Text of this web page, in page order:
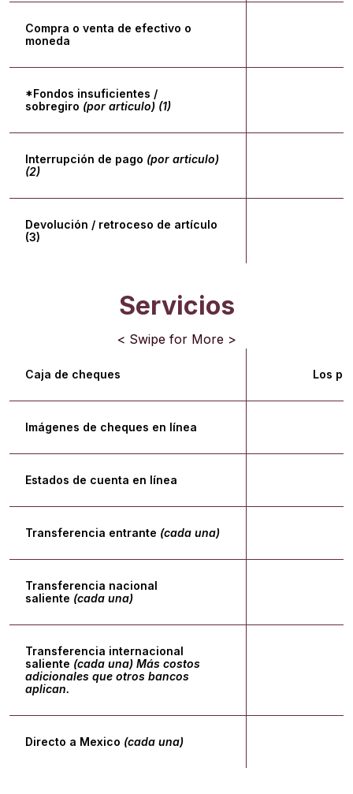
Compra o venta de efectivo o
moneda
*Fondos insuficientes /
sobregiro (por articulo) (1)
Interrupción de pago (por articulo)
(2)
Devolución / retroceso de artículo
(3)
Servicios
< Swipe for More >
Caja de cheques Los
Imágenes de cheques en línea
Estados de cuenta en línea
Transferencia entrante (cada una)
Transferencia nacional
saliente (cada una)
Transferencia internacional
saliente (cada una) Más costos
adicionales que otros bancos
aplican.
Directo a Mexico (cada una)